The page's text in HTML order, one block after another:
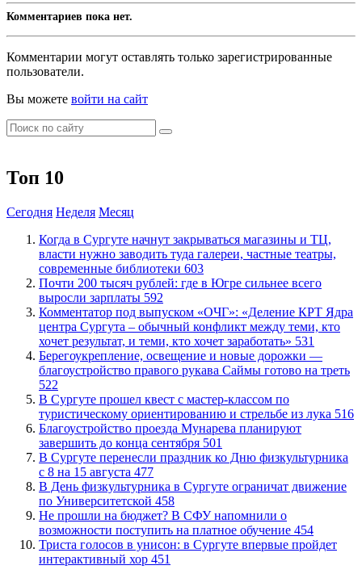
Комментариев пока нет.
Комментарии могут оставлять только зарегистрированные
пользователи.
Вы можете войти на сайт
Топ 10
Сегодня Неделя Месяц
​Когда в Сургуте начнут закрываться магазины и ТЦ,
власти нужно заводить туда галереи, частные театры,
современные библиотеки 603
​Почти 200 тысяч рублей: где в Югре сильнее всего
выросли зарплаты 592
​Комментатор под выпуском «ОЧГ»: «Деление КРТ Ядра
центра Сургута – обычный конфликт между теми, кто
хочет результат, и теми, кто хочет заработать» 531
Берегоукрепление, освещение и новые дорожки —
благоустройство правого рукава Саймы готово на треть
522
В Сургуте прошел квест с мастер-классом по
туристическому ориентированию и стрельбе из лука 516
Благоустройство проезда Мунарева планируют
завершить до конца сентября 501
​В Сургуте перенесли праздник ко Дню физкультурника
с 8 на 15 августа 477
​В День физкультурника в Сургуте ограничат движение
по Университетской 458
Не прошли на бюджет? В СФУ напомнили о
возможности поступить на платное обучение 454
​Триста голосов в унисон: в Сургуте впервые пройдет
интерактивный хор 451